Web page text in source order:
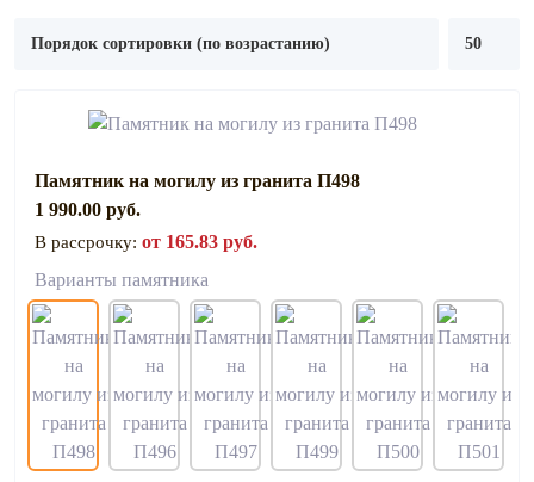
Памятник на могилу из гранита П498
1 990.00 руб.
В рассрочку: от 165.83 руб.
Варианты памятника